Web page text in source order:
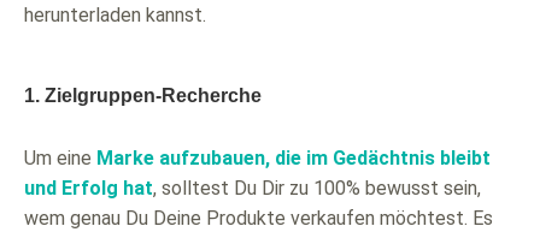
herunterladen kannst.
1. Zielgruppen-Recherche
Um eine Marke aufzubauen, die im Gedächtnis bleibt
und Erfolg hat, solltest Du Dir zu 100% bewusst sein,
wem genau Du Deine Produkte verkaufen möchtest. Es